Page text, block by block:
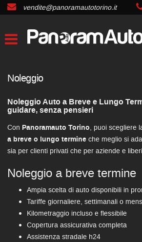
vendite@panoramautotorino.it
Noleggio
Noleggio Auto a Breve e Lungo
guidare, senza pensieri
Con Panoramauto Torino, puoi scegliere
a breve o lungo termine che meglio si
sia per clienti privati che per aziende e
Noleggio a breve termine
Ampia scelta di auto disponibili in
Tariffe giornaliere, settimanali o
Kilometraggio incluso e flessibile
Copertura assicurativa completa
Assistenza stradale h24